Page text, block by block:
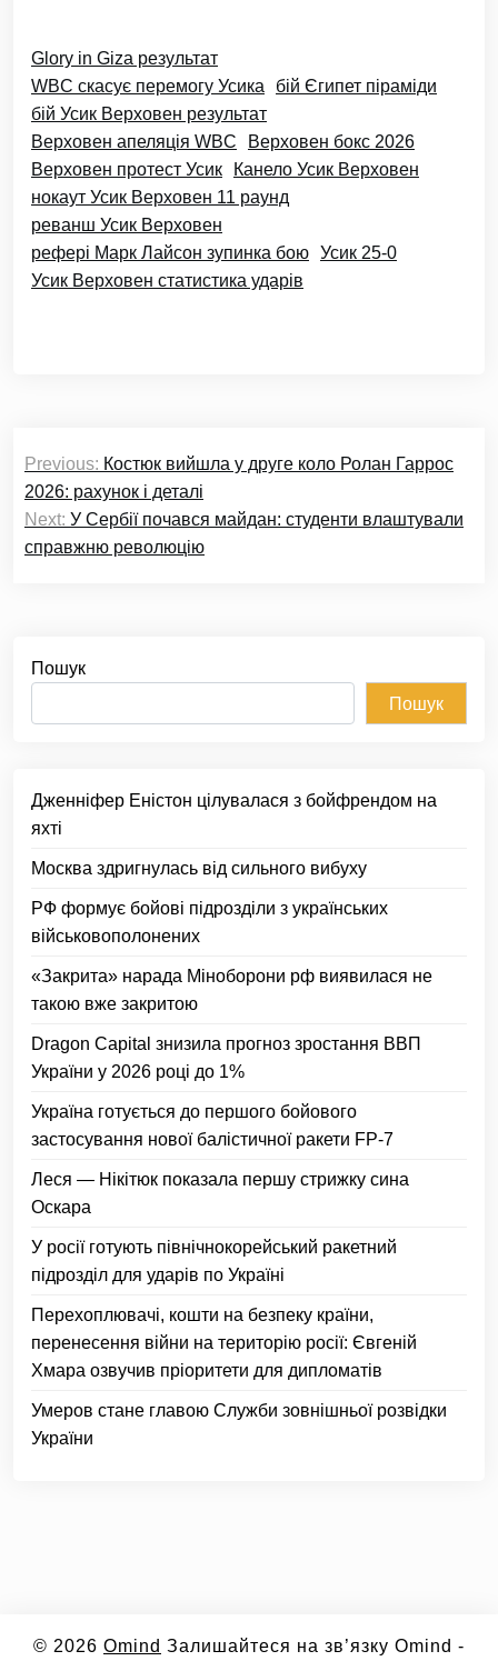
Glory in Giza результат
WBC скасує перемогу Усика
бій Єгипет піраміди
бій Усик Верховен результат
Верховен апеляція WBC
Верховен бокс 2026
Верховен протест Усик
Канело Усик Верховен
нокаут Усик Верховен 11 раунд
реванш Усик Верховен
рефері Марк Лайсон зупинка бою Усик 25-0
Усик Верховен статистика ударів
записів
Previous: Костюк вийшла у друге коло Ролан Гаррос
2026: рахунок і деталі
Next: У Сербії почався майдан: студенти влаштували
справжню революцію
Пошук
Пошук
Дженніфер Еністон цілувалася з бойфрендом на
яхті
Москва здригнулась від сильного вибуху
РФ формує бойові підрозділи з українських
військовополонених
«Закрита» нарада Міноборони рф виявилася не
такою вже закритою
Dragon Capital знизила прогноз зростання ВВП
України у 2026 році до 1%
Україна готується до першого бойового
застосування нової балістичної ракети FP-7
Леся — Нікітюк показала першу стрижку сина
Оскара
У росії готують північнокорейський ракетний
підрозділ для ударів по Україні
Перехоплювачі, кошти на безпеку країни,
перенесення війни на територію росії: Євгеній
Хмара озвучив пріоритети для дипломатів
Умеров стане главою Служби зовнішньої розвідки
України
© 2026 Omind Залишайтеся на зв’язку Omind -